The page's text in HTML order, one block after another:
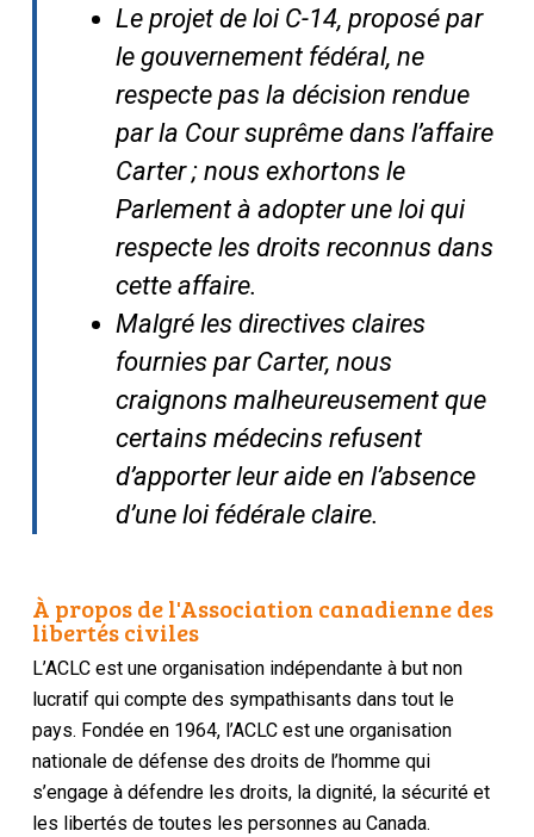
Le projet de loi C-14, proposé par
le gouvernement fédéral, ne
respecte pas la décision rendue
par la Cour suprême dans l’affaire
Carter ; nous exhortons le
Parlement à adopter une loi qui
respecte les droits reconnus dans
cette affaire.
Malgré les directives claires
fournies par Carter, nous
craignons malheureusement que
certains médecins refusent
d’apporter leur aide en l’absence
d’une loi fédérale claire.
À propos de l'Association canadienne des
libertés civiles
L’ACLC est une organisation indépendante à but non
lucratif qui compte des sympathisants dans tout le
pays. Fondée en 1964, l’ACLC est une organisation
nationale de défense des droits de l’homme qui
s’engage à défendre les droits, la dignité, la sécurité et
les libertés de toutes les personnes au Canada.